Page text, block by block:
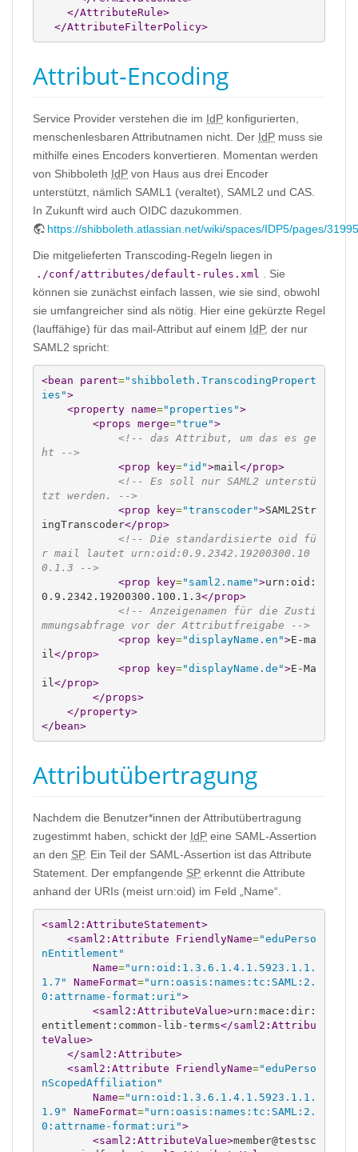
</AttributeRule>
</AttributeFilterPolicy>
Attribut-Encoding
Service Provider verstehen die im IdP konfigurierten,
menschenlesbaren Attributnamen nicht. Der IdP muss sie
mithilfe eines Encoders konvertieren. Momentan werden
von Shibboleth IdP von Haus aus drei Encoder
unterstützt, nämlich SAML1 (veraltet), SAML2 und CAS.
In Zukunft wird auch OIDC dazukommen.
https://shibboleth.atlassian.net/wiki/spaces/IDP5/pages/
Die mitgelieferten Transcoding-Regeln liegen in
./conf/attributes/default-rules.xml
. Sie
können sie zunächst einfach lassen, wie sie sind, obwohl
sie umfangreicher sind als nötig. Hier eine gekürzte Regel
(lauffähige) für das mail-Attribut auf einem IdP, der nur
SAML2 spricht:
<bean parent="shibboleth.TranscodingPropert
ies">
<property
name="properties">
<props merge="true">
<!-- das Attribut, um das es ge
ht -->
<prop
key="id">mail </prop>
<!-- Es soll nur SAML2 unterstü
tzt werden. -->
<prop
key="transcoder">SAML2Str
ingTranscoder</prop>
<!-- Die standardisierte oid fü
r mail lautet urn:oid:0.9.2342.19200300.10
0.1.3 -->
<prop
key="saml2.name">urn:oid:
0.9.2342.19200300.100.1.3</prop>
<!-- Anzeigenamen für die Zusti
mmungsabfrage vor der Attributfreigabe -->
<prop
key="displayName.en">E-ma
il </prop>
<prop
key="displayName.de">E-Ma
il </prop>
</props>
</property>
</bean>
Attributübertragung
Nachdem die Benutzer*innen der Attributübertragung
zugestimmt haben, schickt der IdP eine SAML-Assertion
an den SP. Ein Teil der SAML-Assertion ist das Attribute
Statement. Der empfangende SP erkennt die Attribute
anhand der URIs (meist urn:oid) im Feld „Name“.
<saml2:AttributeStatement>
<saml2:Attribute
FriendlyName="eduPerso
nEntitlement"
Name="urn:oid:1.3.6.1.4.1.5923.1.1.
1.7"
NameFormat="urn:oasis:names:tc:SAML:2.
0:attrname-format:uri">
<saml2:AttributeValue>urn:mace:dir:
entitlement:common-lib-terms</saml2:Attribu
teValue>
</saml2:Attribute>
<saml2:Attribute
FriendlyName="eduPerso
nScopedAffiliation"
Name="urn:oid:1.3.6.1.4.1.5923.1.1.
1.9"
NameFormat="urn:oasis:names:tc:SAML:2.
0:attrname-format:uri">
<saml2:AttributeValue>member@testsc